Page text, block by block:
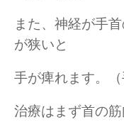
また、神経が手
が狭いと
手が痺れます。（
治療はまず首の